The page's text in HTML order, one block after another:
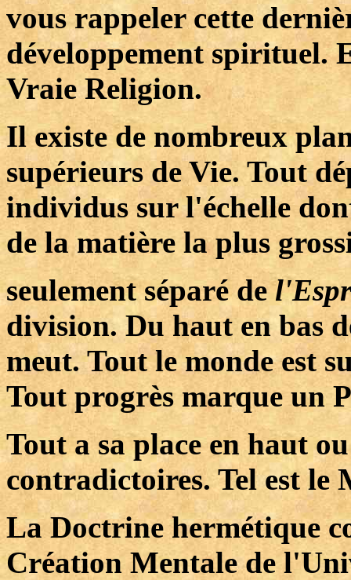
vous rappeler cette
développement spirituel.
Vraie Religion.
Il existe de nombreux
supérieurs de Vie. Tout
individus sur l'échelle
de la matière la plus
seulement séparé de
division. Du haut en bas
meut. Tout le monde est
Tout progrès marque un
Tout a sa place en haut
contradictoires. Tel est le
La Doctrine hermétique
Création Mentale de